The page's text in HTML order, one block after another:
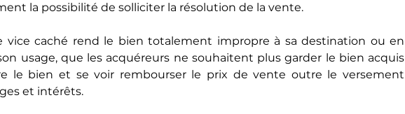
la possibilité de solliciter la résolution de la vente.
vice caché rend le bien totalement impropre à sa destination ou en
usage, que les acquéreurs ne souhaitent plus garder le bien acquis
le bien et se voir rembourser le prix de vente outre le versement
et intérêts.